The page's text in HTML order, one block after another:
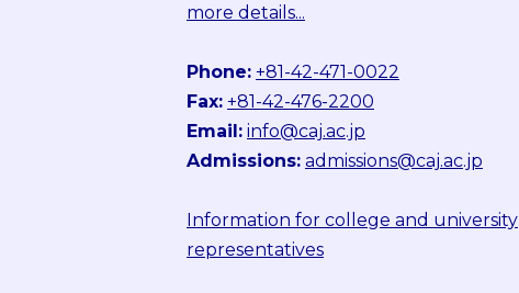
more details...
Phone: +81-42-471-0022
Fax: +81-42-476-2200
Email: info@caj.ac.jp
Admissions: admissions@caj.ac.jp
Information for college and university
representatives